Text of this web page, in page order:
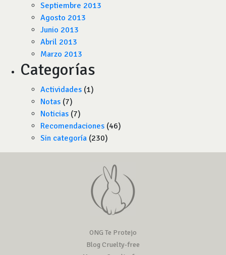
Septiembre 2013
Agosto 2013
Junio 2013
Abril 2013
Marzo 2013
Categorías
Actividades (1)
Notas (7)
Noticias (7)
Recomendaciones (46)
Sin categoría (230)
ONG Te Protejo
Blog Cruelty-free